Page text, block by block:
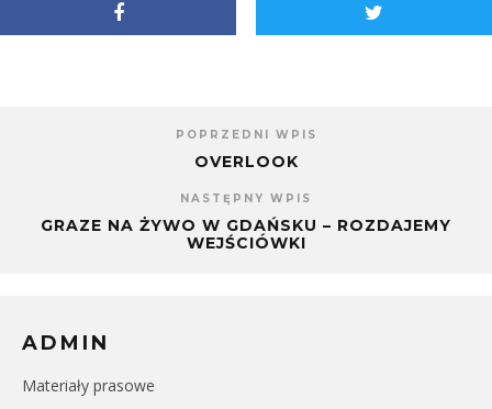
POPRZEDNI WPIS
OVERLOOK
NASTĘPNY WPIS
GRAZE NA ŻYWO W GDAŃSKU – ROZDAJEMY
WEJŚCIÓWKI
ADMIN
Materiały prasowe